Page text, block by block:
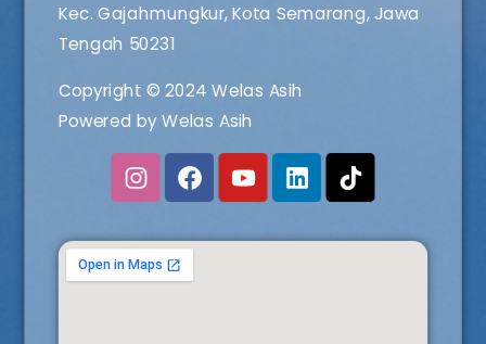
Kec. Gajahmungkur, Kota Semarang, Jawa
Tengah 50231
Copyright © 2024 Welas Asih
Powered by Welas Asih
I
n
s
t
a
g
F
a
c
e
o
Y
o
u
t
L
i
n
k